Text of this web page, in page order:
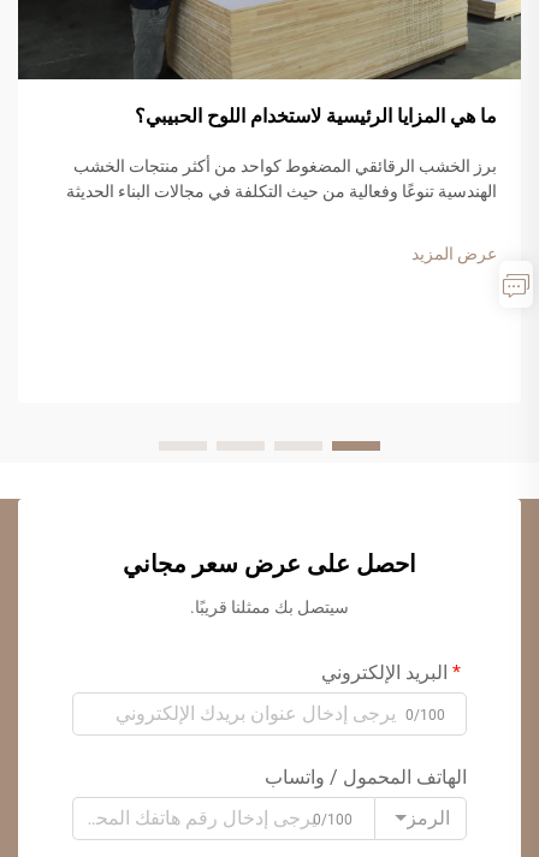
ما هي المزايا الرئيسية لاستخدام اللوح الحبيبي؟
برز الخشب الرقائقي المضغوط كواحد من أكثر منتجات الخشب
الهندسية تنوعًا وفعالية من حيث التكلفة في مجالات البناء الحديثة
مطاحن الأخشاب والراتنجات الصناعية الرابطة، وتقدّم...
عرض المزيد
احصل على عرض سعر مجاني
سيتصل بك ممثلنا قريبًا.
البريد الإلكتروني
0/100
الهاتف المحمول / واتساب
الرمز
0/100